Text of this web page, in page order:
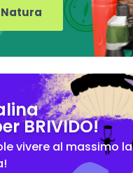
Natura
BRIVIDO!
vivere al massimo la